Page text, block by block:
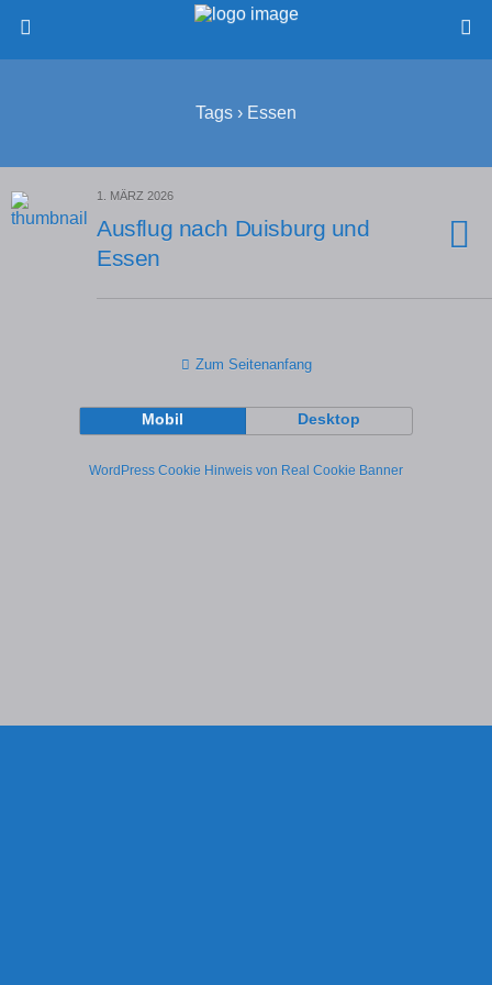
Tags › Essen
1. MÄRZ 2026
Ausflug nach Duisburg und
Essen
Zum Seitenanfang
Mobil Desktop
WordPress Cookie Hinweis von Real Cookie Banner